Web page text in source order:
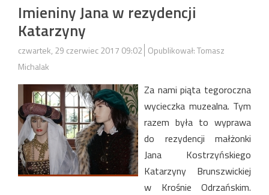
Imieniny Jana w rezydencji
Katarzyny
czwartek, 29 czerwiec 2017 09:02 Opublikował: Tomasz
Michalak
Za nami piąta tegoroczna
wycieczka muzealna. Tym
razem była to wyprawa
do rezydencji małżonki
Jana Kostrzyńskiego
Katarzyny Brunszwickiej
w Krośnie Odrzańskim.